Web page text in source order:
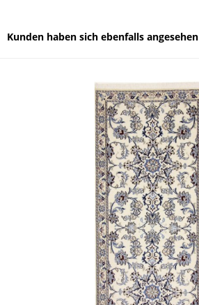
Kunden haben sich ebenfalls angesehen